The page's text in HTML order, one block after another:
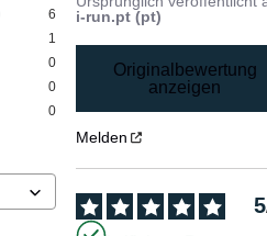
6
1
0
0
0
i-run.pt (pt)
Originalbewertung
anzeigen
Melden
5